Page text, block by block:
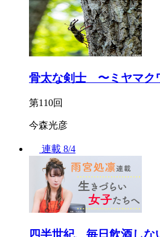
骨太な剣士 〜ミヤマク
第110回
今森光彦
連載 8/4
四半世紀、毎日飲酒しな